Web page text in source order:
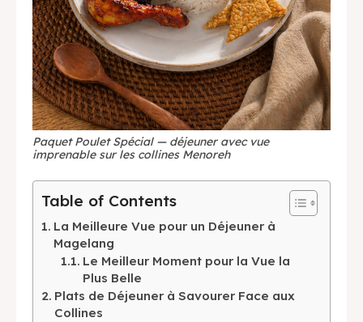
Paquet Poulet Spécial — déjeuner avec vue
imprenable sur les collines Menoreh
Table of Contents
La Meilleure Vue pour un Déjeuner à
Magelang
Le Meilleur Moment pour la Vue la
Plus Belle
Plats de Déjeuner à Savourer Face aux
Collines